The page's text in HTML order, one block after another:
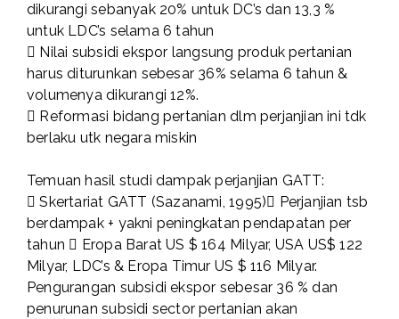
dikurangi sebanyak 20% untuk DC’s dan 13,3 %
untuk LDC’s selama 6 tahun
 Nilai subsidi ekspor langsung produk pertanian
harus diturunkan sebesar 36% selama 6 tahun &
volumenya dikurangi 12%.
 Reformasi bidang pertanian dlm perjanjian ini tdk
berlaku utk negara miskin
Temuan hasil studi dampak perjanjian GATT:
 Skertariat GATT (Sazanami, 1995) Perjanjian tsb
berdampak + yakni peningkatan pendapatan per
tahun  Eropa Barat US $ 164 Milyar, USA US$ 122
Milyar, LDC’s & Eropa Timur US $ 116 Milyar.
Pengurangan subsidi ekspor sebesar 36 % dan
penurunan subsidi sector pertanian akan